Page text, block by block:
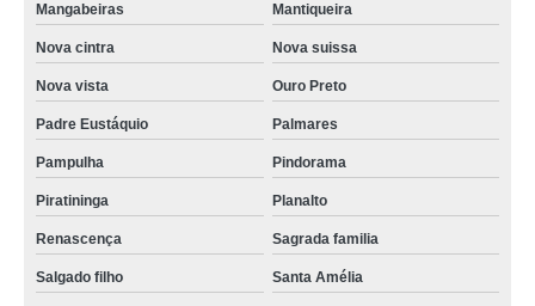
pgr segurança do trabalho São Francisco
pgr construção civil marcar Cruzeiro
onde fazer pgr gro São Geraldo
pgr segurança do trabalho São Francisco
pgr segurança marcar Renascença
pgr e gro marcar São Pedro
Mangabeiras Mantiqueira
Nova cintra Nova suissa
Nova vista Ouro Preto
Padre Eustáquio Palmares
Pampulha Pindorama
Piratininga Planalto
Renascença Sagrada familia
Salgado filho Santa Amélia